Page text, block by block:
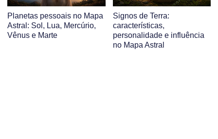
Planetas pessoais no Mapa
Astral: Sol, Lua, Mercúrio,
Vênus e Marte
Signos de Terra:
características,
personalidade e influência
no Mapa Astral